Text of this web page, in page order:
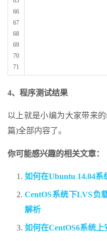
66
67
68
69
70
71
4、程序测试结果
以上就是小编为大家带来
篇)全部内容了。
你可能感兴趣的相关文章：
如何在Ubuntu 14.04
CentOS系统下LVS负
解析
如何在CentOS6系统上